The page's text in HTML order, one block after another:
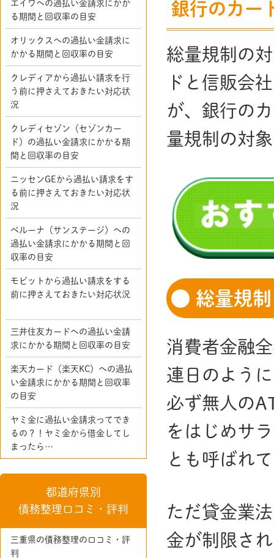
銀行のカー
総量規制の
ドと信販会
が、銀行の
量規制の対
総量規
消費者金融
連日のよう
必ず無人の
をはじめサ
とも呼ばれ
ただ貸金業
金が制限さ
エイワへの過払い金請求にかか
る期間と回収率の目安
オリックスへの過払い金請求に
かかる期間と回収率の目安
クレディアから過払い請求を行
う前に押さえておきたい対応状
況
クレディセゾン（セゾンカー
ド）の過払い金請求にかかる期
間と回収率の目安
ニッセンGEから過払い請求をす
る前に押さえておきたい対応状
況
ベルーナ（サンステージ）への
過払い金請求にかかる期間と回
収率の目安
モビットから過払い請求をする
前に押さえておきたい対応状況
三井住友カードへの過払い金請
求にかかる期間と回収率の目安
楽天カード（楽天KC）への過払
い金請求にかかる期間と回収率
の目安
ヤミ金に過払い金請求ってでき
るの？！ヤミ金から借金してし
まったら…
都道府県別
債務整理口コミ・評判
三重県の債務整理の口コミ・評
判